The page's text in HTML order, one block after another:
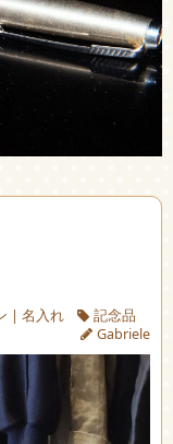
| 名入れ
記念品
Gabriele